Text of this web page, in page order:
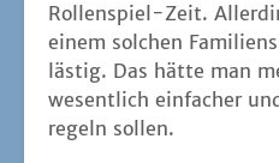
Rol­len­spiel-Zeit.
einem sol­chen
läs­tig. Das hät­te man
wesent­lich ein­fa­cher
regeln sollen.